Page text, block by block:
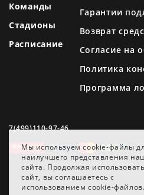
Мы используем cookie-файлы
наилучшего представления
сайта. Продолжая
сайт, вы соглашаетесь с
использованием cookie-файлов.
Команды
Стадионы
Расписание
Гарантии
Возврат
Согласие на
Политика
Программа
7(499)110-97-46